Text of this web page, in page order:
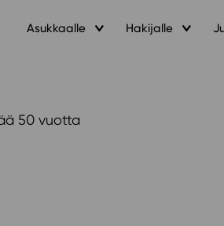
Asukkaalle Hakijalle
50 vuotta